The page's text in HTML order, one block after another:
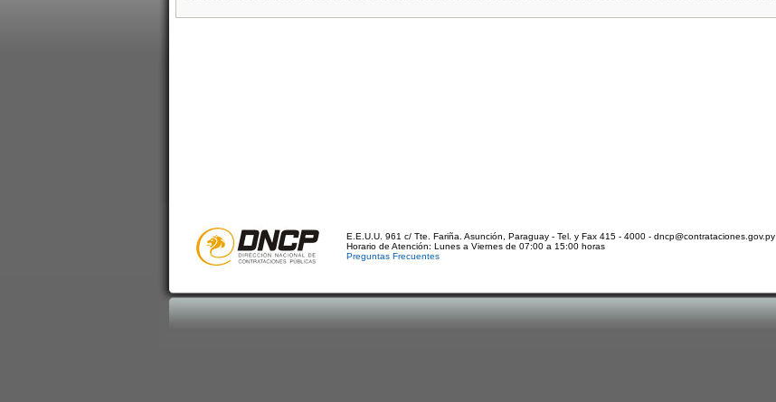
E.E.U.U. 961 c/ Tte. Fariña. Asunción, Paraguay - Tel. y Fax 415 - 4000 - dncp@contrataciones.gov.py
Horario de Atención: Lunes a Viernes de 07:00 a 15:00 horas
Preguntas Frecuentes